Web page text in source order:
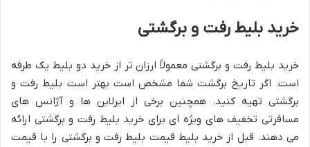
خرید بلیط رفت و برگشتی
خرید بلیط رفت و برگشتی معمولاً ارزان تر از خرید دو بلیط یک طرفه
است. اگر تاریخ برگشت شما مشخص است بهتر است بلیط رفت و
برگشتی تهیه کنید. همچنین برخی از ایرلاین ها و آژانس های
مسافرتی تخفیف های ویژه ای برای خرید بلیط رفت و برگشتی ارائه
می دهند. قبل از خرید بلیط قیمت بلیط رفت و برگشتی را با قیمت